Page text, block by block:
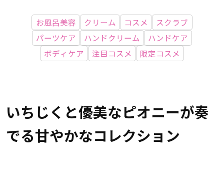
お風呂美容 クリーム コスメ
スクラブ
パーツケア
ハンドクリーム
ハンドケア
ボディケア
注目コスメ 限定コスメ
いちじくと優美なピオニーが奏
でる甘やかなコレクション